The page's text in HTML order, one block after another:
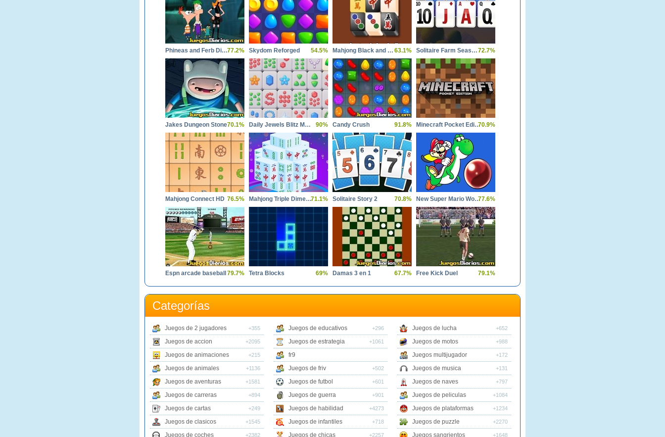
Phineas and Ferb Dimension of Dooom77.2% Skydom Reforged 54.5% Mahjong Black and White 63.1% Solitaire Farm Seasons 272.7%
Jakes Dungeon Stone70.1% Daily Jewels Blitz Mahjong 90% Candy Crush 91.8% Minecraft Pocket Edition70.9%
Mahjong Connect HD 76.5% Mahjong Triple Dimensions71.1% Solitaire Story 2 70.8% New Super Mario World 1 The Twelve Magic Orbs77.6%
Espn arcade baseball 79.7% Tetra Blocks 69% Damas 3 en 1 67.7% Free Kick Duel 79.1%
Categorías
Juegos de 2 jugadores +355
Juegos de accion +2095
Juegos de animaciones +215
Juegos de animales +1136
Juegos de aventuras +1581
Juegos de carreras +894
Juegos de cartas +249
Juegos de clasicos +1545
Juegos de coches +2382
Juegos de educativos +296
Juegos de estrategia +1061
fr9
Juegos de friv
+502
Juegos de futbol +601
Juegos de guerra +901
Juegos de habilidad +4273
Juegos de infantiles +718
Juegos de chicas +2257
Juegos de lucha +652
Juegos de motos +988
Juegos multijugador +172
Juegos de musica +131
Juegos de naves +797
Juegos de peliculas +1084
Juegos de plataformas +1234
Juegos de puzzle +2270
Juegos sangrientos +1648